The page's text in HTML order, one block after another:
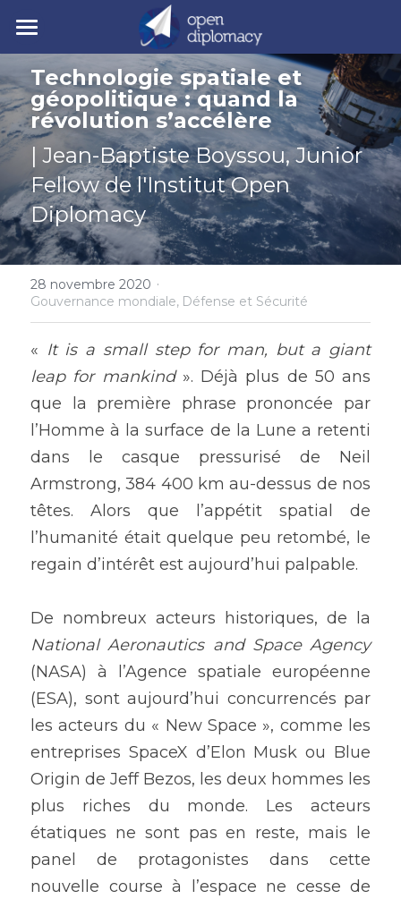
| Accueil
| Nos activités
• Nos jeunes leaders
• Nos événements
• Nos publications
• Y7 2026
| Nos actualités
| Polycrise
Comprendre la polycrise
• Crise géopolitique
• Crise écologique
• Crise économique
• Crise politique
| À propos
• Notre mission
• Notre gouvernance
• Nos experts
• Nos partenaires
Rechercher
Y7 2026
Technologie spatiale et
géopolitique : quand la
révolution s’accélère
| Jean-Baptiste Boyssou, Junior
Fellow de l'Institut Open
Diplomacy
28 novembre 2020 ·
Gouvernance mondiale, Défense et Sécurité
« It is a small step for man, but a giant
leap for mankind ». Déjà plus de 50 ans
que la première phrase prononcée par
l’Homme à la surface de la Lune a retenti
dans le casque pressurisé de Neil
Armstrong, 384 400 km au-dessus de nos
têtes. Alors que l’appétit spatial de
l’humanité était quelque peu retombé, le
regain d’intérêt est aujourd’hui palpable.
National Aeronautics and Space Agency
(NASA) à l’Agence spatiale européenne
(ESA), sont aujourd’hui concurrencés par
les acteurs du « New Space », comme les
entreprises SpaceX d’Elon Musk ou Blue
Origin de Jeff Bezos, les deux hommes les
plus riches du monde. Les acteurs
étatiques ne sont pas en reste, mais le
panel de protagonistes dans cette
nouvelle course à l’espace ne cesse de